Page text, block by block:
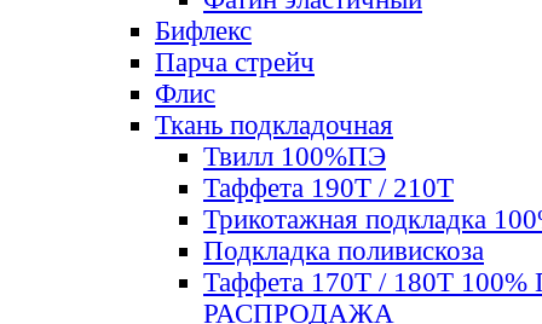
Бифлекс
Парча стрейч
Флис
Ткань подкладочная
Твилл 100%ПЭ
Таффета 190Т / 210Т
Трикотажная подкладка
Подкладка поливискоза
Таффета 170Т / 180Т 100%
РАСПРОДАЖА